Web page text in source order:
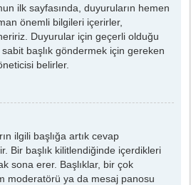
ilk sayfasında, duyuruların hemen
önemli bilgileri içerirler,
Duyurular için geçerli olduğu
başlık göndermek için gereken
belirler.
ilgili başlığa artık cevap
Bir başlık kilitlendiğinde içerdikleri
sona erer. Başlıklar, bir çok
moderatörü ya da mesaj panosu